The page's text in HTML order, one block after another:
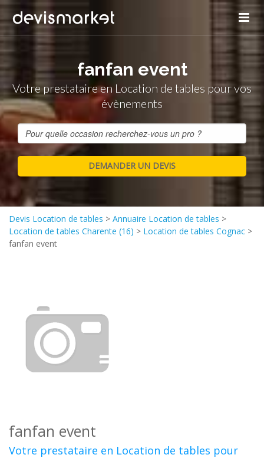
fanfan event
Votre prestataire en Location de tables pour vos
évènements
Devis Location de tables > Annuaire Location de tables >
Location de tables Charente (16) > Location de tables Cognac >
fanfan event
fanfan event
Votre prestataire en Location de tables pour